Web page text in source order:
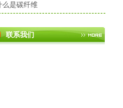
么是碳纤维
联系我们